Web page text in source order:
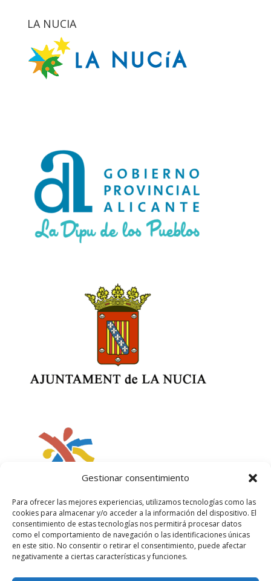
Gestionar consentimiento
Para ofrecer las mejores experiencias, utilizamos tecnologías como las
cookies para almacenar y/o acceder a la información del dispositivo. El
consentimiento de estas tecnologías nos permitirá procesar datos
como el comportamiento de navegación o las identificaciones únicas
en este sitio. No consentir o retirar el consentimiento, puede afectar
negativamente a ciertas características y funciones.
LA NUCIA